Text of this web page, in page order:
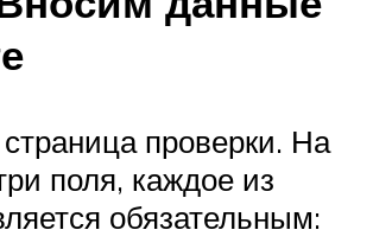
проверки. На
поля, каждое из
обязательным: